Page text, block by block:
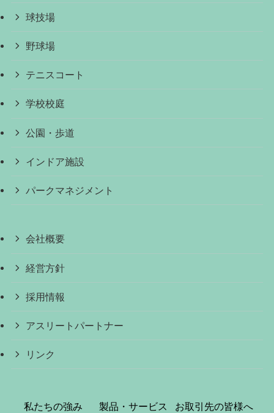
球技場
野球場
テニスコート
学校校庭
公園・歩道
インドア施設
パークマネジメント
会社概要
経営方針
採用情報
アスリートパートナー
リンク
私たちの強み
製品・サービス
お取引先の皆様へ